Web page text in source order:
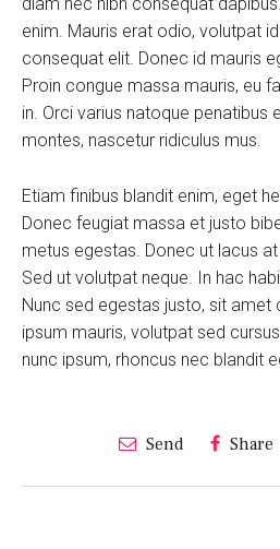
enim. Mauris erat odio, volutpat
consequat elit. Donec id mauris
Proin congue massa mauris, eu
in. Orci varius natoque penatibus
montes, nascetur ridiculus mus.
Etiam finibus blandit enim, eget
Donec feugiat massa et justo
metus egestas. Donec ut lacus
Sed ut volutpat neque. In hac
Nunc sed egestas justo, sit
ipsum mauris, volutpat sed
nunc ipsum, rhoncus nec blandit
Send Share